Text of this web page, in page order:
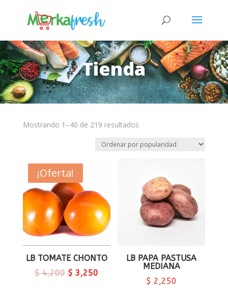
Tienda
Mostrando 1–40 de 219 resultados
¡Oferta!
LB TOMATE CHONTO
$4,200 $ 3,250
LB PAPA PASTUSA
MEDIANA
$ 2,250